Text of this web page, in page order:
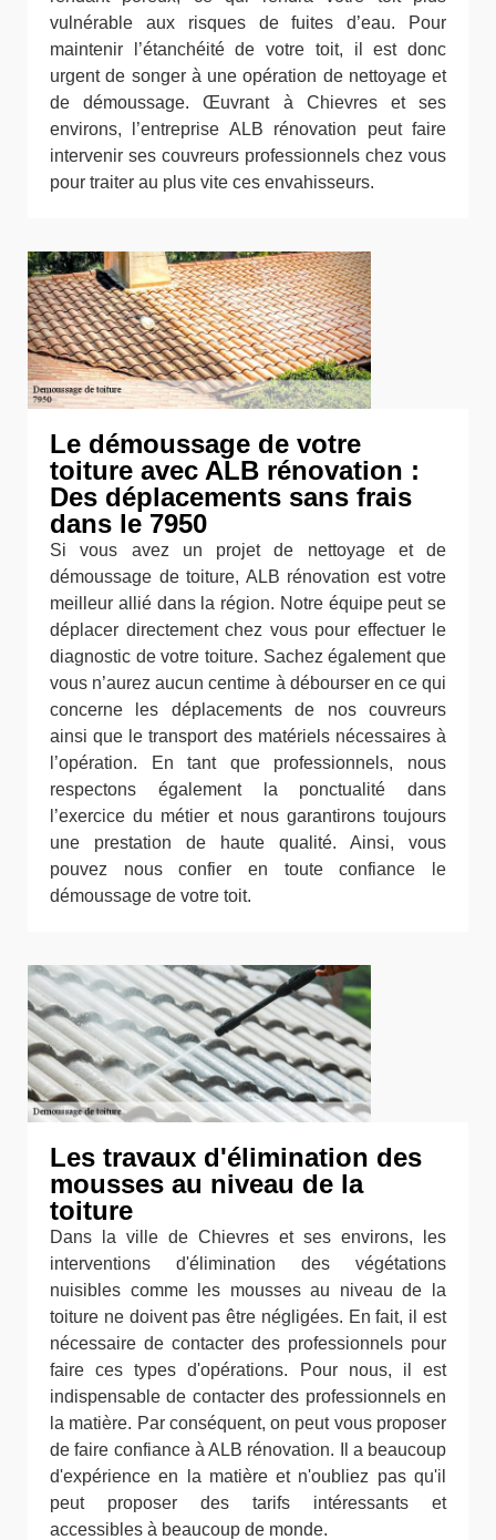
vulnérable aux risques de fuites d’eau. Pour
maintenir l’étanchéité de votre toit, il est donc
urgent de songer à une opération de nettoyage et
de démoussage. Œuvrant à Chievres et ses
environs, l’entreprise ALB rénovation peut faire
intervenir ses couvreurs professionnels chez vous
pour traiter au plus vite ces envahisseurs.
Le démoussage de votre
toiture avec ALB rénovation :
Des déplacements sans frais
dans le 7950
Si vous avez un projet de nettoyage et de
démoussage de toiture, ALB rénovation est votre
meilleur allié dans la région. Notre équipe peut se
déplacer directement chez vous pour effectuer le
diagnostic de votre toiture. Sachez également que
vous n’aurez aucun centime à débourser en ce qui
concerne les déplacements de nos couvreurs
ainsi que le transport des matériels nécessaires à
l’opération. En tant que professionnels, nous
respectons également la ponctualité dans
l’exercice du métier et nous garantirons toujours
une prestation de haute qualité. Ainsi, vous
pouvez nous confier en toute confiance le
démoussage de votre toit.
Les travaux d'élimination des
mousses au niveau de la
toiture
Dans la ville de Chievres et ses environs, les
interventions d'élimination des végétations
nuisibles comme les mousses au niveau de la
toiture ne doivent pas être négligées. En fait, il est
nécessaire de contacter des professionnels pour
faire ces types d'opérations. Pour nous, il est
indispensable de contacter des professionnels en
la matière. Par conséquent, on peut vous proposer
de faire confiance à ALB rénovation. Il a beaucoup
d'expérience en la matière et n'oubliez pas qu'il
peut proposer des tarifs intéressants et
accessibles à beaucoup de monde.